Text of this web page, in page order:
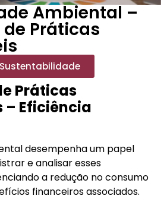
Ambiental –
Práticas
Práticas
– Eficiência
desempenha um papel
e analisar esses
a redução no consumo
financeiros associados.